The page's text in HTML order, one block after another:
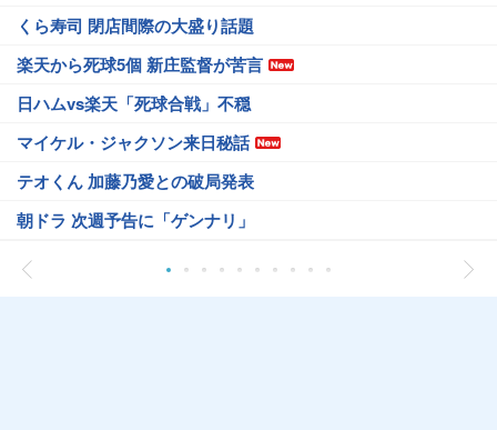
くら寿司 閉店間際の大盛り話題
楽天から死球5個 新庄監督が苦言
日ハムvs楽天「死球合戦」不穏
マイケル・ジャクソン来日秘話
テオくん 加藤乃愛との破局発表
朝ドラ 次週予告に「ゲンナリ」